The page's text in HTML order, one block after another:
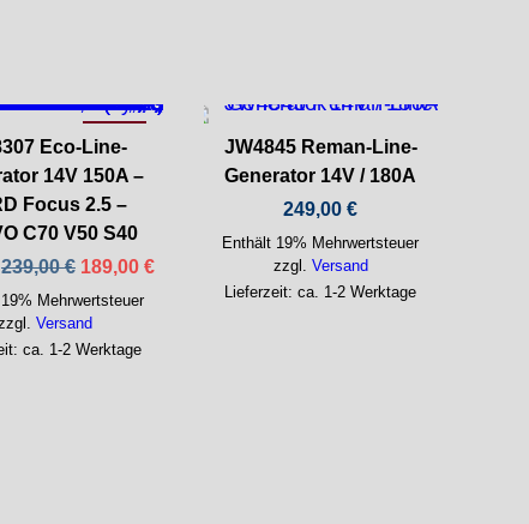
-21%
Eco-Line-
14V 150A –
Focus 2.5 –
C70 V50 S40
239,00€ Ursprünglicher
war:
239,00 €
189,00 €Aktueller
Mehrwertsteuer
Versand
ca. 1-2 Werktage
JW4845 Reman-Line-
Generator 14V / 180A
249,00€
Enthält 19% Mehrwertsteuer
zzgl. Versand
Lieferzeit: ca. 1-2 Werktage